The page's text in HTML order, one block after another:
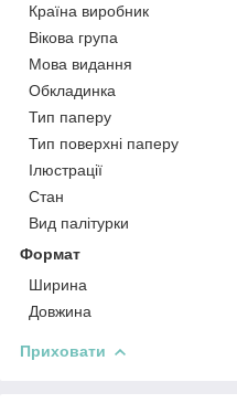
Країна виробник
Вікова група
Мова видання
Обкладинка
Тип паперу
Тип поверхні паперу
Ілюстрації
Стан
Вид палітурки
Формат
Ширина
Довжина
Приховати